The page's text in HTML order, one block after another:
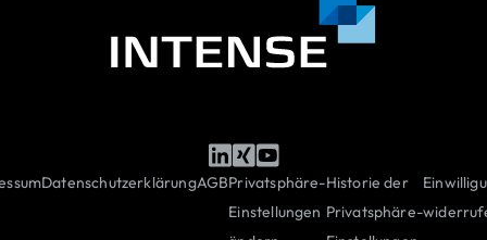
DatenschutzerklärungAGBPrivatsphäre-
Einstellungen
Historie der
Privatsphäre-